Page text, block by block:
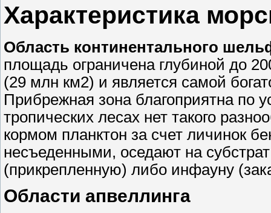
Характеристика
Область континентального
площадь ограничена глубиной до
(29 млн км2) и является самой
Прибрежная зона благоприятна по
тропических лесах нет такого
кормом планктон за счет личинок
несъеденными, оседают на
(прикрепленную) либо инфауну
Области апвеллинга